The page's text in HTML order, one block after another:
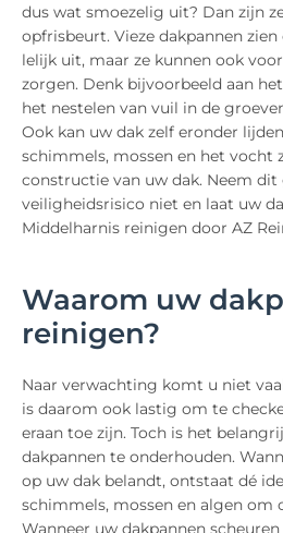
dus wat smoezelig uit? Dan zijn
opfrisbeurt. Vieze dakpannen
lelijk uit, maar ze kunnen ook
zorgen. Denk bijvoorbeeld aan
het nestelen van vuil in de
Ook kan uw dak zelf eronder
schimmels, mossen en het vocht
constructie van uw dak. Neem dit
veiligheidsrisico niet en laat uw
Middelharnis reinigen door AZ
Waarom uw
reinigen?
Naar verwachting komt u niet
is daarom ook lastig om te
eraan toe zijn. Toch is het
dakpannen te onderhouden.
op uw dak belandt, ontstaat dé
schimmels, mossen en algen om
Wanneer uw dakpannen